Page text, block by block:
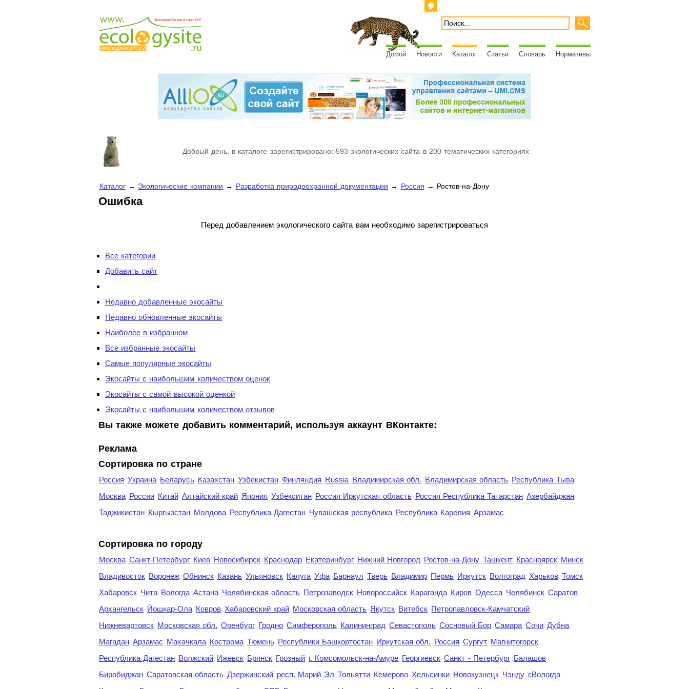
Домой Новости Каталог Статьи Словарь Нормативы
Добрый день, в каталоге зарегистрировано: 593 экологических сайта в 200 тематических категориях
Каталог→ Экологические компании → Разработка природоохранной документации → Россия → Ростов-на-Дону
Ошибка
Перед добавлением экологического сайта вам необходимо зарегистрироваться
Все категории
Добавить сайт
Недавно добавленные экосайты
Недавно обновленные экосайты
Наиболее в избранном
Все избранные экосайты
Самые популярные экосайты
Экосайты с наибольшим количеством оценок
Экосайты с самой высокой оценкой
Экосайты с наибольшим количеством отзывов
Вы также можете добавить комментарий, используя аккаунт ВКонтакте:
Реклама
Сортировка по стране
Россия Украина Беларусь Казахстан Узбекистан Финляндия Russia Владимирская обл. Владимирская область Республика Тыва
Москва России Китай Алтайский край Япония Узбекситан Россия Иркутская область Россия Республика Татарстан Азербайджан
Таджикистан Кыргызстан Молдова Республика Дагестан Чувашская республика Республика Карелия Арзамас
Cортировка по городу
Москва Санкт-Петербург Киев Новосибирск Краснодар Екатеринбург Нижний Новгород Ростов-на-Дону Ташкент Красноярск Минск
Владивосток Воронеж Обнинск Казань Ульяновск Калуга Уфа Барнаул Тверь Владимир Пермь Иркутск Волгоград Харьков Томск
Хабаровск Чита Вологда Астана Челябинская область Петрозаводск Новороссийск Караганда Киров Одесса Челябинск Саратов
Архангельск Йошкар-Ола Ковров Хабаровский край Московская область Якутск Витебск Петропавловск-Камчатский
Нижневартовск Московская обл. Оренбург Гродно Симферополь Калининград Севастополь Сосновый Бор Самара Сочи Дубна
Магадан Арзамас Махачкала Кострома Тюмень Республики Башкортостан Иркутская обл. Россия Сургут Магнитогорск
Республика Дагестан Волжский Ижевск Брянск Грозный г. Комсомольск-на-Амуре Георгиевск Санкт - Петербург Балашов
Биробиджан Саратовская область Дзержинский респ. Марий Эл Тольятти Кемерово Хельсинки Новокузнецк Чэнду г.Вологда